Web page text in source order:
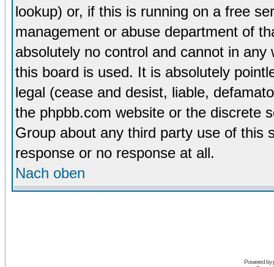
lookup) or, if this is running on a free
management or abuse department of
absolutely no control and cannot in
this board is used. It is absolutely
legal (cease and desist, liable,
the phpbb.com website or the discrete
Group about any third party use of this
response or no response at all.
Nach oben
Powered by